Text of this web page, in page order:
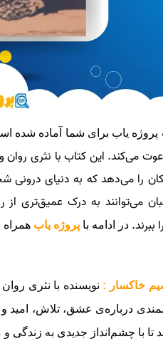
یاب برای شما آماده شده
می‌کند. این کتاب با نثری روان
را می‌دهد که به دنیای درونی
می‌توانند به درک عمیق‌تری
در ادامه با پروژه یاب همراه
خاکسار : نویسنده با نثری
درباره‌ی عشق، تلاش، امید و
با چشم‌انداز جدیدی به زندگی